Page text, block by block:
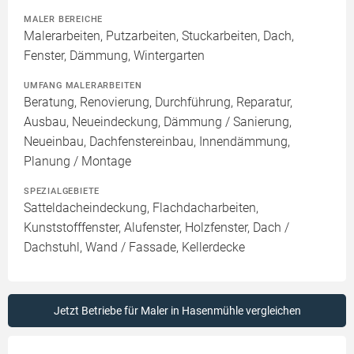
MALER BEREICHE
Malerarbeiten, Putzarbeiten, Stuckarbeiten, Dach,
Fenster, Dämmung, Wintergarten
UMFANG MALERARBEITEN
Beratung, Renovierung, Durchführung, Reparatur,
Ausbau, Neueindeckung, Dämmung / Sanierung,
Neueinbau, Dachfenstereinbau, Innendämmung,
Planung / Montage
SPEZIALGEBIETE
Satteldacheindeckung, Flachdacharbeiten,
Kunststofffenster, Alufenster, Holzfenster, Dach /
Dachstuhl, Wand / Fassade, Kellerdecke
Jetzt Betriebe für Maler in Hasenmühle vergleichen